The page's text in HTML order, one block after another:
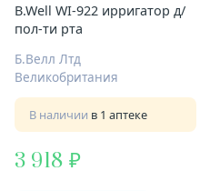
B.Well WI-922 ирригатор д/
пол-ти рта
Б.Велл Лтд
Великобритания
В наличии в 1 аптеке
3 918